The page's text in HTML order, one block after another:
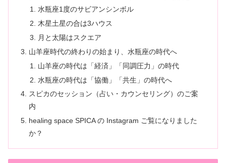
水瓶座1度のサビアンシンボル
木星土星の合は3ハウス
月と太陽はスクエア
山羊座時代の終わりの始まり、水瓶座の時代へ
山羊座の時代は「経済」「同調圧力」の時代
水瓶座の時代は「協働」「共生」の時代へ
スピカのセッション（占い・カウンセリング）のご案
内
healing space SPICA の Instagram ご覧になりました
か？